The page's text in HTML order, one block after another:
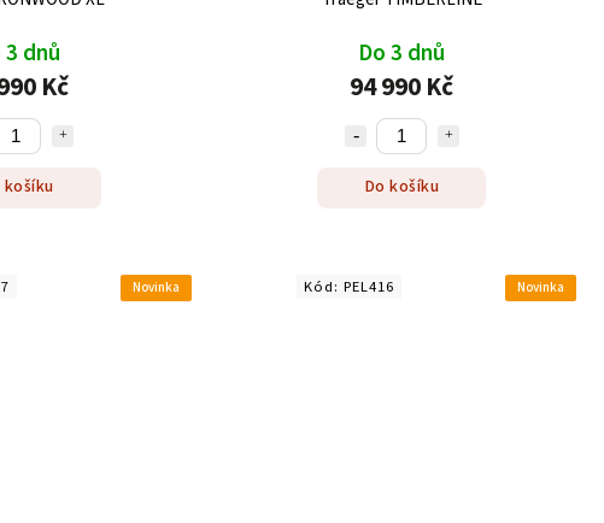
3 dnů
Kč
košíku
Do 3 dnů
94 990 Kč
Do košíku
Novinka Novinka
Kód:PEL416